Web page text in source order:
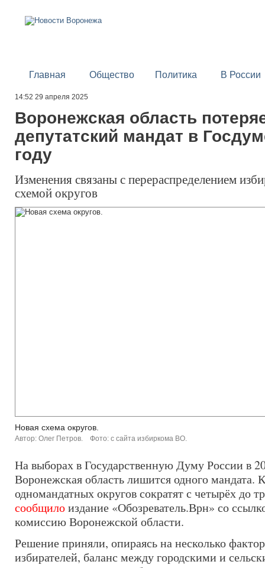
Главная Общество Политика В России
14:52 29 апреля 2025
Воронежская область
депутатский мандат в
году
Изменения связаны с перераспределением
схемой округов
Новая схема округов.
Автор: Олег Петров. Фото: с сайта избиркома ВО.
На выборах в Государственную Думу России в
Воронежская область лишится одного мандата.
одномандатных округов сократят с четырёх до
сообщилоиздание «Обозреватель.Врн» со
комиссию Воронежской области.
Решение приняли, опираясь на несколько
избирателей, баланс между городскими и